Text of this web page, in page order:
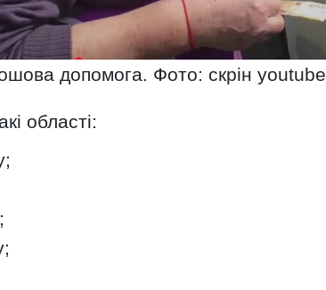
допомога. Фото: скрін youtube
області: